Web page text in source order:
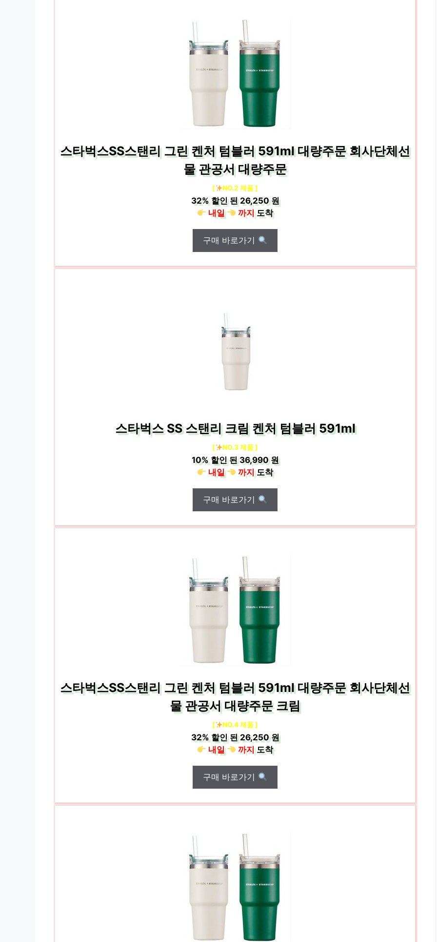
스타벅스SS스탠리 그린 켄처 텀블러 591ml 대량주문 회사단체선
물 관공서 대량주문
[ NO.2 제품 ]
32%할인 된26,250 원
내일
까지도착
구매 바로가기
스타벅스 SS 스탠리 크림 켄처 텀블러 591ml
[ NO.3 제품 ]
10%할인 된36,990 원
내일
까지도착
구매 바로가기
스타벅스SS스탠리 그린 켄처 텀블러 591ml 대량주문 회사단체선
물 관공서 대량주문 크림
[ NO.4 제품 ]
32%할인 된26,250 원
내일
까지도착
구매 바로가기